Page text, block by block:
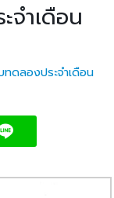
จำเดือน
ทดลองประจำเดือน